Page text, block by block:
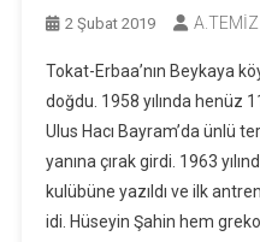
2 Şubat 2019 A.TEMİZ
Tokat-Erbaa’nın Beykaya
doğdu. 1958 yılında henüz
Ulus Hacı Bayram’da ünlü
yanına çırak girdi. 1963
kulübüne yazıldı ve ilk
idi. Hüseyin Şahin hem